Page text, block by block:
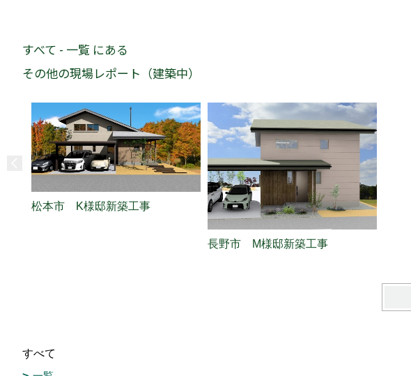
すべて - 一覧 にある
その他の現場レポート（建築中）
松本市 K様邸新築工事
長野市 M様邸新築工事
すべて